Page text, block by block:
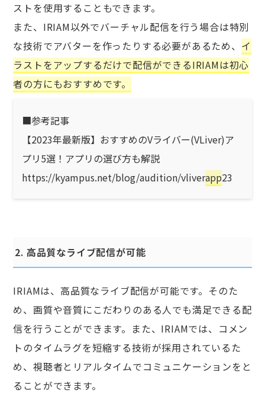
ストを使用することもできます。
また、IRIAM以外でバーチャル配信を行う場合は特別
な技術でアバターを作ったりする必要があるため、 イ
ラストをアップするだけで配信ができるIRIAMは初心
者の方にもおすすめです。
■参考記事
【2023年最新版】おすすめのVライバー(VLiver)ア
プリ5選！アプリの選び方も解説
https://kyampus.net/blog/audition/vliverapp23
2. 高品質なライブ配信が可能
IRIAMは、高品質なライブ配信が可能です。そのた
め、画質や音質にこだわりのある人でも満足できる配
信を行うことができます。また、IRIAMでは、コメン
トのタイムラグを短縮する技術が採用されているた
め、視聴者とリアルタイムでコミュニケーションをと
ることができます。